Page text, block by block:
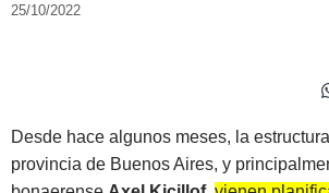
25/10/2022
Desde hace algunos meses, la
provincia de Buenos Aires, y